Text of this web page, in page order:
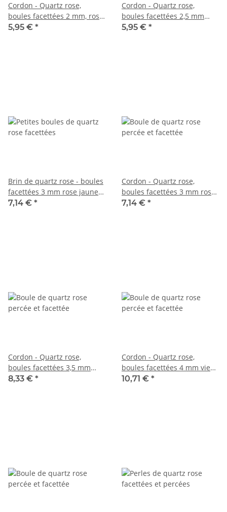
Cordon - Quartz rose,
boules facettées 2 mm, rose,
longueur 39cm /1291
5,95 € *
Cordon - Quartz rose,
boules facettées 2,5 mm
rose, longueur 39 cm /6510
5,95 € *
Brin de quartz rose - boules
facettées 3 mm rose jaune
miel, longueur 39 cm /4265
7,14 € *
Cordon - Quartz rose,
boules facettées 3 mm rose,
longueur 38,5 cm /6511
7,14 € *
Cordon - Quartz rose,
boules facettées 3,5 mm
vieux rose, longueur 38,5 cm
8,33 € *
Cordon - Quartz rose,
boules facettées 4 mm vieux
rose, longueur 39 cm /6737
10,71 € *